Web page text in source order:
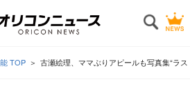
TOP 古瀬絵理、ママぶりアピールも写真集“ラ